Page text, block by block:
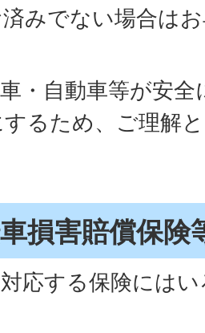
みでない場合は
・自動車等が安
るため、ご理解
損害賠償保険
応する保険には